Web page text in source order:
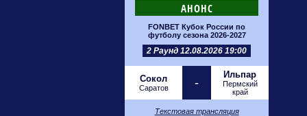
АНОНС
FONBET Кубок России по
футболу сезона 2026-2027
2 Раунд 12.08.2026 19:00
Сокол
Саратов -
Ильпар
Пермский
край
Текстовая трансляция